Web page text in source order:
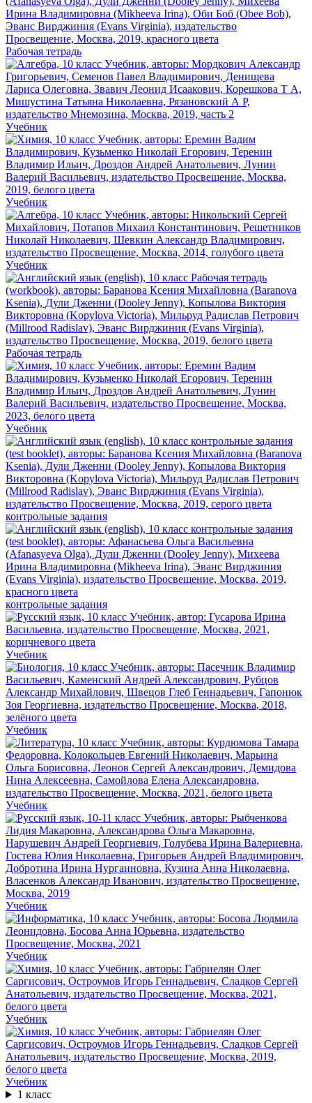
Рабочая тетрадь
Учебник
Учебник
Учебник
Рабочая тетрадь
Учебник
контрольные задания
контрольные задания
Учебник
Учебник
Учебник
Учебник
Учебник
Учебник
Учебник
1 класс